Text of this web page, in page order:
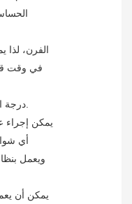
الفرن، لذا
في وقت
درجة الحرارة أثناء الاستخدام الكامل للحرارة.
يمكن إجراء
أي
ويعمل